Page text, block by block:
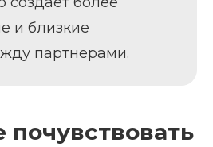
и близкие
партнерами.